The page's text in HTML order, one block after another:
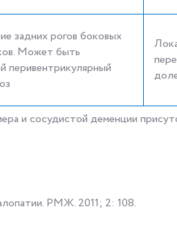
задних рогов боковых
Может быть
перивентрикулярный
и сосудистой деменции
РМЖ. 2011; 2: 108.